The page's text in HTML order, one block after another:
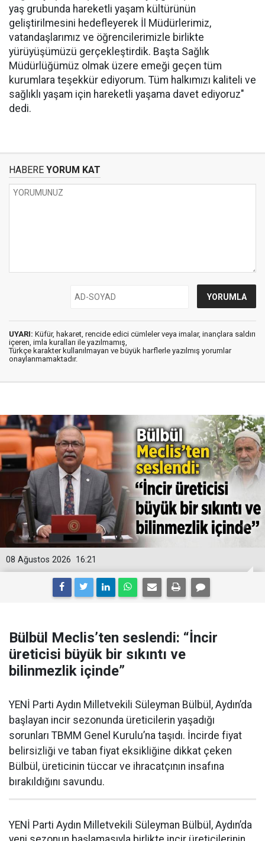
yaş grubunda hareketli yaşam kültürünün
geliştirilmesini hedefleyerek İl Müdürlerimiz,
vatandaşlarımız ve öğrencilerimizle birlikte
yürüyüşümüzü gerçekleştirdik. Başta Sağlık
Müdürlüğümüz olmak üzere emeği geçen tüm
kurumlara teşekkür ediyorum. Tüm halkımızı kaliteli ve
sağlıklı yaşam için hareketli yaşama davet ediyoruz"
dedi.
HABERE YORUM KAT
UYARI: Küfür, hakaret, rencide edici cümleler veya imalar, inançlara saldırı
içeren, imla kuralları ile yazılmamış,
Türkçe karakter kullanılmayan ve büyük harflerle yazılmış yorumlar
onaylanmamaktadır.
16:21
08 Ağustos 2026
Bülbül Meclis’ten seslendi: “İncir
üreticisi büyük bir sıkıntı ve
bilinmezlik içinde”
YENİ Parti Aydın Milletvekili Süleyman Bülbül, Aydın’da
başlayan incir sezonunda üreticilerin yaşadığı
sorunları TBMM Genel Kurulu’na taşıdı. İncirde fiyat
belirsizliği ve taban fiyat eksikliğine dikkat çeken
Bülbül, üreticinin tüccar ve ihracatçının insafına
bırakıldığını savundu.
YENİ Parti Aydın Milletvekili Süleyman Bülbül, Aydın’da